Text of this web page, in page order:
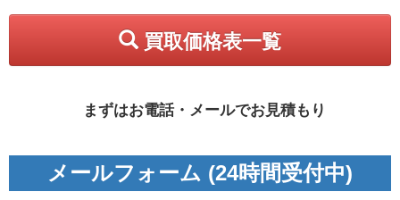
買取価格表一覧
まずはお電話・メールでお見積もり
メールフォーム (24時間受付中)